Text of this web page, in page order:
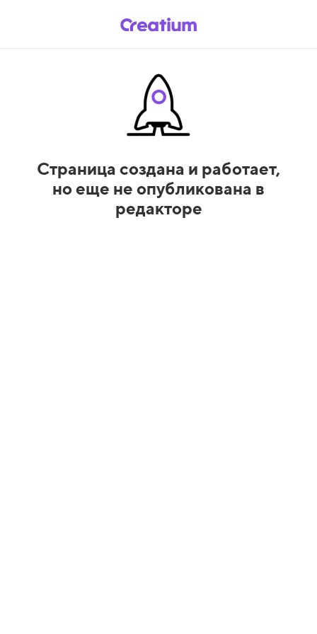
Страница создана и работает,
но еще не опубликована в
редакторе